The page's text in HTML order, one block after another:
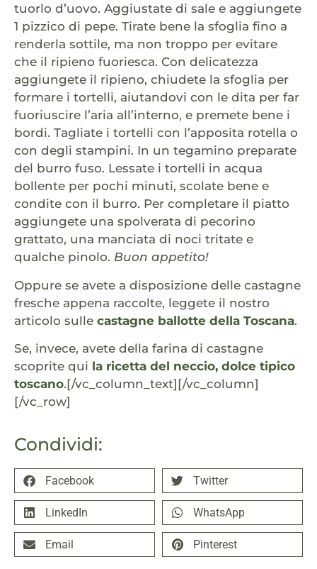
Condividi:
Facebook Twitter
LinkedIn WhatsApp
Email Pinterest
tuorlo d’uovo. Aggiustate di sale e aggiungete
1 pizzico di pepe. Tirate bene la sfoglia fino a
renderla sottile, ma non troppo per evitare
che il ripieno fuoriesca. Con delicatezza
aggiungete il ripieno, chiudete la sfoglia per
formare i tortelli, aiutandovi con le dita per far
fuoriuscire l’aria all’interno, e premete bene i
bordi. Tagliate i tortelli con l’apposita rotella o
con degli stampini. In un tegamino preparate
del burro fuso. Lessate i tortelli in acqua
bollente per pochi minuti, scolate bene e
condite con il burro. Per completare il piatto
aggiungete una spolverata di pecorino
grattato, una manciata di noci tritate e
qualche pinolo. Buon appetito!
Oppure se avete a disposizione delle castagne
fresche appena raccolte, leggete il nostro
articolo sulle castagne ballotte della Toscana.
Se, invece, avete della farina di castagne
scoprite qui la ricetta del neccio, dolce tipico
toscano.[/vc_column_text][/vc_column]
[/vc_row]